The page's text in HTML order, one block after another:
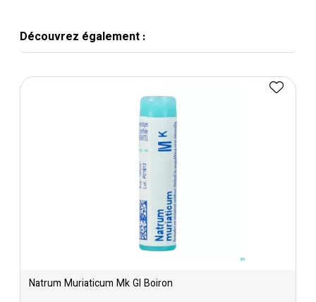
Découvrez également :
Natrum Muriaticum Mk Gl Boiron